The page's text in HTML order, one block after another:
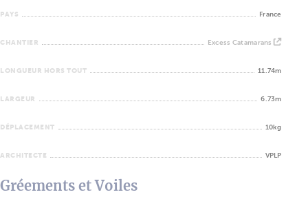
PAYS France
CHANTIER Excess Catamarans
LONGUEUR HORS TOUT 11.74m
LARGEUR 6.73m
DÉPLACEMENT 10kg
ARCHITECTE VPLP
Gréements et Voiles